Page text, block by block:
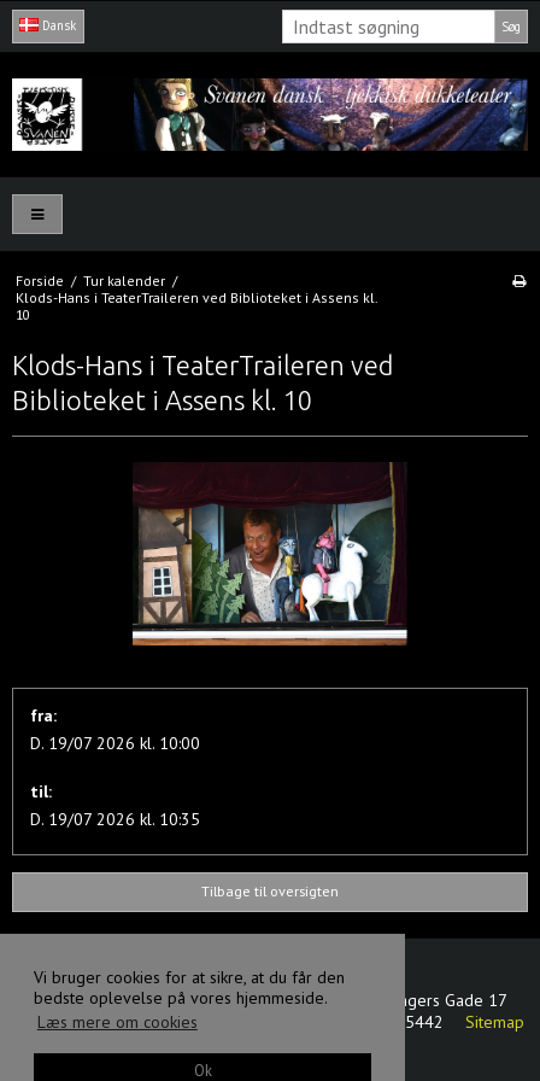
Vi bruger cookies for at sikre, at du får den
bedste oplevelse på vores hjemmeside.
Læs mere om cookies
Ok
Dansk Søg
Forside / Tur kalender /
Klods-Hans i TeaterTraileren ved Biblioteket i Assens kl.
10
Klods-Hans i TeaterTraileren ved
Biblioteket i Assens kl. 10
fra:
D. 19/07 2026 kl. 10:00
til:
D. 19/07 2026 kl. 10:35
Tilbage til oversigten
Svanen dansk - tjekkisk dukketeater
Oluf Bagers Gade 17
5000 Odense C
Danmark 17875442
Sitemap
Facebook